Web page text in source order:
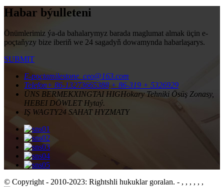
Habar býulleteni
Önümlerimiz ýa-da bahalarymyz barada maglumat almak üçin e-
poçtaňyzy bize iberiň we 24 sagadyň dowamynda habarlaşarys.
SUBMIT
E-poçtamilestone_ceo@163.com
Telefon+ 86-13273665388 + 86-319 + 5326929
ÜNS BERMEKXINGTAI HIGHokary Tehniki Ösüş Zonasy,
HEBEI DÖWLET Hytaý.
IŞ WAGTY24 SAHAT HYZMATY
© Copyright - 2010-2023: Rightshli hukuklar goralan. - , , , , , ,